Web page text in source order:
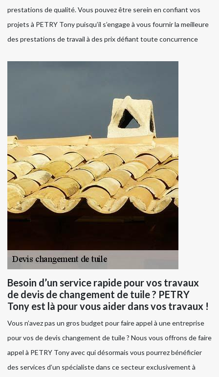
prestations de qualité. Vous pouvez être serein en confiant vos
projets à PETRY Tony puisqu’il s’engage à vous fournir la meilleure
des prestations de travail à des prix défiant toute concurrence
Besoin d’un service rapide pour vos travaux
de devis de changement de tuile ? PETRY
Tony est là pour vous aider dans vos travaux !
Vous n’avez pas un gros budget pour faire appel à une entreprise
pour vos de devis changement de tuile ? Nous vous offrons de faire
appel à PETRY Tony avec qui désormais vous pourrez bénéficier
des services d’un spécialiste dans ce secteur exclusivement à